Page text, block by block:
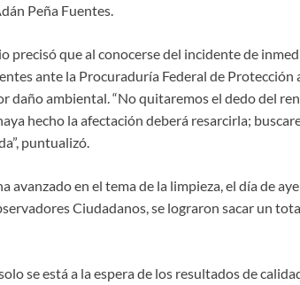
Peña Fuentes.
precisó que al conocerse del incidente de
ante la Procuraduría Federal de Protección
daño ambiental. “No quitaremos el dedo del
hecho la afectación deberá resarcirla;
puntualizó.
avanzado en el tema de la limpieza, el día de
Ciudadanos, se lograron sacar un
se está a la espera de los resultados de